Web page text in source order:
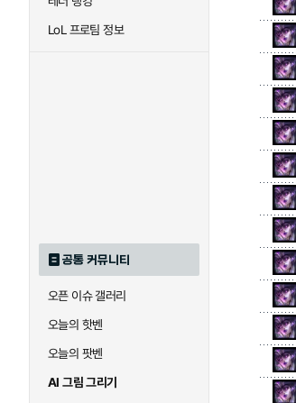
LoL 프로팀 정보
공통 커뮤니티
오픈 이슈 갤러리
오늘의 핫벤
오늘의 팟벤
AI 그림 그리기